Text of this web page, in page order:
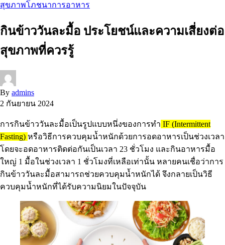
สุขภาพโภชนาการอาหาร
กินข้าววันละมื้อ ประโยชน์และความเสี่ยงต่อ
สุขภาพที่ควรรู้
By admins
2 กันยายน 2024
การกินข้าววันละมื้อเป็นรูปแบบหนึ่งของการทำ IF (Intermittent
Fasting) หรือวิธีการควบคุมน้ำหนักด้วยการอดอาหารเป็นช่วงเวลา
โดยจะอดอาหารติดต่อกันเป็นเวลา 23 ชั่วโมง และกินอาหารมื้อ
ใหญ่ 1 มื้อในช่วงเวลา 1 ชั่วโมงที่เหลือเท่านั้น หลายคนเชื่อว่าการ
กินข้าววันละมื้อสามารถช่วยควบคุมน้ำหนักได้ จึงกลายเป็นวิธี
ควบคุมน้ำหนักที่ได้รับความนิยมในปัจจุบัน